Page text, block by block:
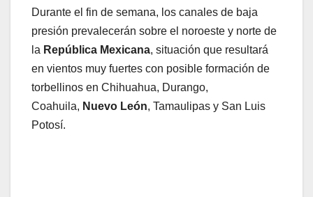
Durante el fin de semana, los canales de baja
presión prevalecerán sobre el noroeste y norte de
la República Mexicana, situación que resultará
en vientos muy fuertes con posible formación de
torbellinos en Chihuahua, Durango,
Coahuila, Nuevo León, Tamaulipas y San Luis
Potosí.